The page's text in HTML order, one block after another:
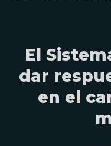
El
dar
en el